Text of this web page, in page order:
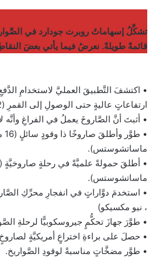
تشكِّلُ إسهاماتُ روبرت جودارد في
قائمةً طويلةً. نعرضُ فيما يأتي بعضَ النقاطِ
• اكتشفَ التَّطبيقَ العمليَّ لاستخدامِ
ارتفاعاتٍ عاليةٍ حتى الوصولِ إلى القمرِ (1912).
• أثبتَ أنَّ الصَّاروخَ يعملُ في الفراغِ وأنَّه
ماساتشوستس).
ماساتشوستس).
، نيو مكسيكو)
• طوَّرَ جهازَ تحكُّمٍ جيروسكوبيًّا لرحلةِ الصَّواريخِ (1932 ،
• حصلَ على براءةِ اختراعٍ أمريكيَّةٍ لصاروخٍ
• طوَّر مضخَّاتٍ مناسبةً لوقودِ الصَّواريخِ.